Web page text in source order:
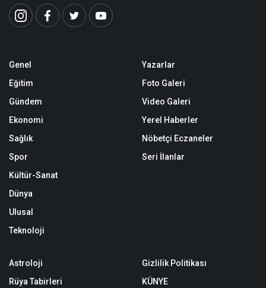
Genel
Eğitim
Gündem
Ekonomi
Sağlık
Spor
Kültür-Sanat
Dünya
Ulusal
Teknoloji
Yazarlar
Foto Galeri
Video Galeri
Yerel Haberler
Nöbetçi Eczaneler
Seri İlanlar
Astroloji
Rüya Tabirleri
Gizlilik Politikası
KÜNYE